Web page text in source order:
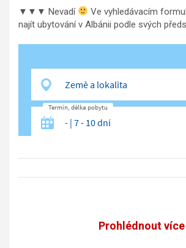
▼▼▼ Nevadí
Ve vyhledávacím
najít ubytování v Albánii podle svých
Prohlédnout